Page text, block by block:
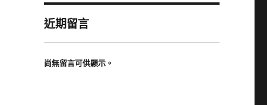
近期留言
尚無留言可供顯示。